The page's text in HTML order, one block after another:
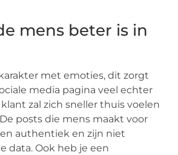
mens beter is in
met emoties, dit zorgt
media pagina veel echter
zal zich sneller thuis voelen
posts die mens maakt voor
authentiek en zijn niet
data. Ook heb je een